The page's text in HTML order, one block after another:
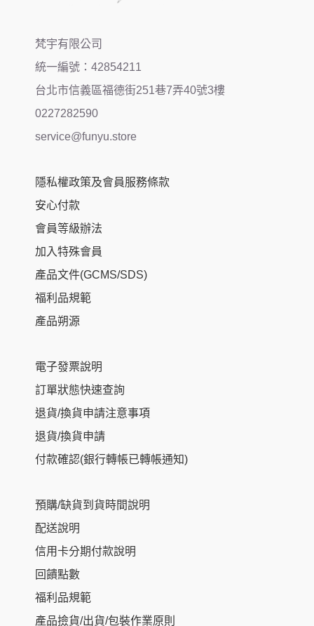
梵宇有限公司
統一編號：42854211
台北市信義區福德街251巷7弄40號3樓
0227282590
service@funyu.store
隱私權政策及會員服務條款
安心付款
會員等級辦法
加入特殊會員
產品文件(GCMS/SDS)
福利品規範
產品朔源
電子發票說明
訂單狀態快速查詢
退貨/換貨申請注意事項
退貨/換貨申請
付款確認(銀行轉帳已轉帳通知)
預購/缺貨到貨時間說明
配送說明
信用卡分期付款說明
回饋點數
福利品規範
產品撿貨/出貨/包裝作業原則